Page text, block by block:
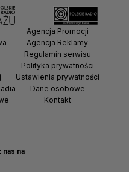
nas na
Agencja Promocji
Agencja Reklamy
Regulamin serwisu
Polityka prywatności
Ustawienia prywatności
Dane osobowe
Kontakt